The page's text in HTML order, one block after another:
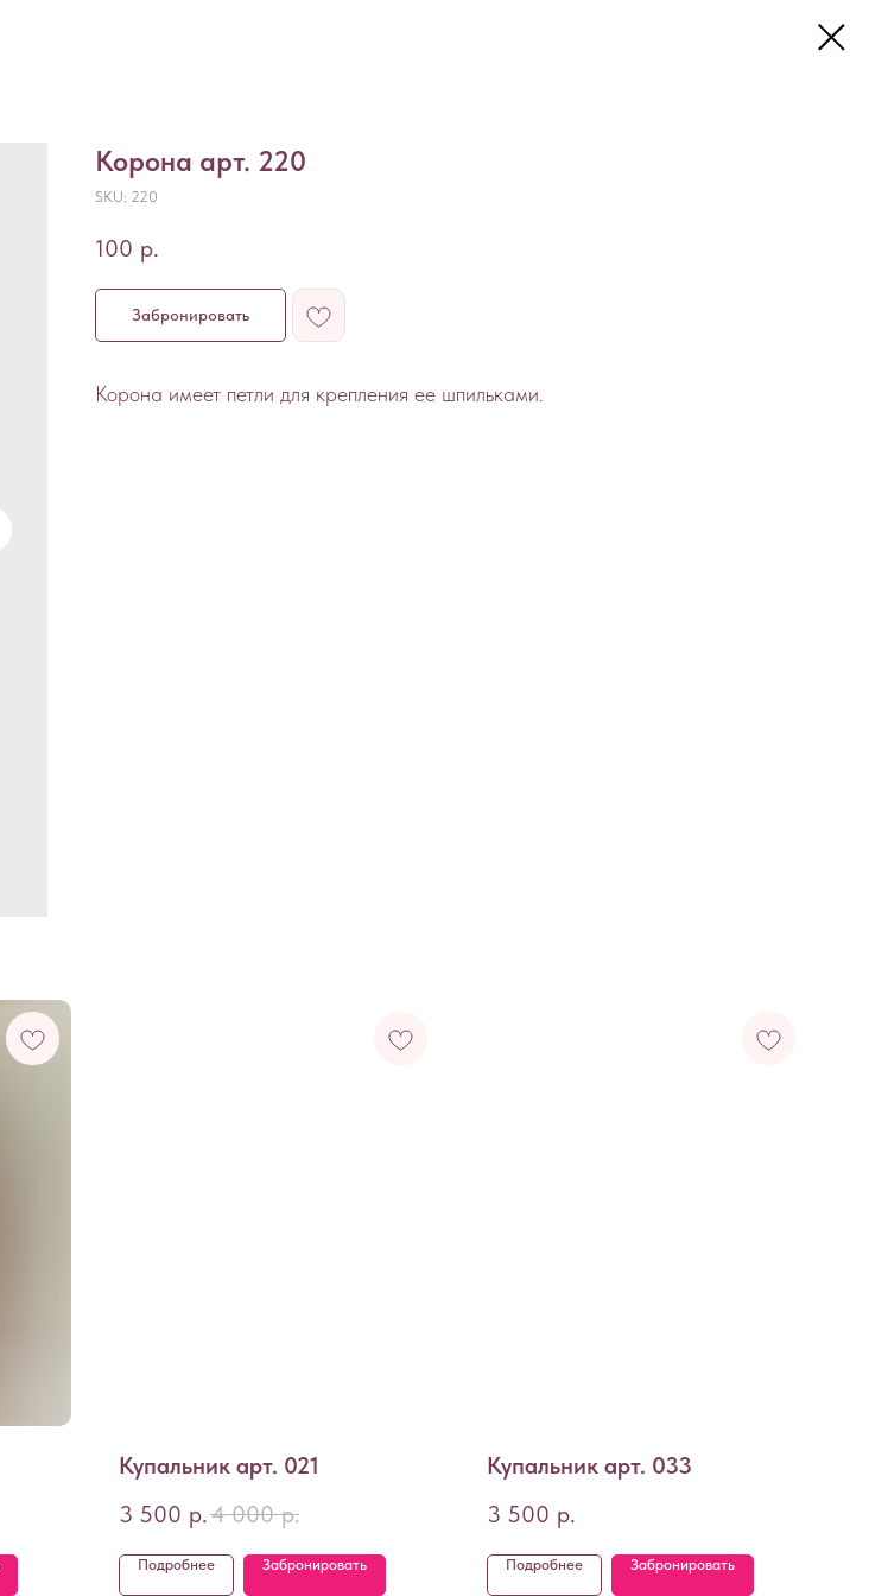
Корона арт. 220
SKU: 220
100 р.
Забронировать
Корона имеет петли для крепления ее шпильками.
Купальник арт. 021
3 500 р.4 000 р.
Подробнее Забронировать
Купальник арт. 033
3 500 р.
Подробнее Забронировать